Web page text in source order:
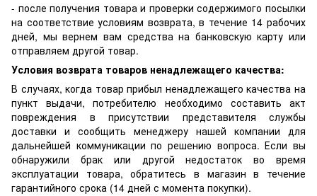
- после получения товара и проверки содержимого посылки
на соответствие условиям возврата, в течение 14 рабочих
дней, мы вернем вам средства на банковскую карту или
отправляем другой товар.
Условия возврата товаров ненадлежащего качества:
В случаях, когда товар прибыл ненадлежащего качества на
пункт выдачи, потребителю необходимо составить акт
повреждения в присутствии представителя службы
доставки и сообщить менеджеру нашей компании для
дальнейшей коммуникации по решению вопроса. Если вы
обнаружили брак или другой недостаток во время
эксплуатации товара, обратитесь в магазин в течение
гарантийного срока (14 дней с момента покупки).